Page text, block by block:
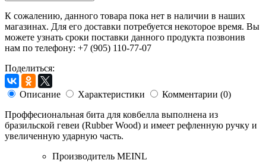
К сожалению, данного товара пока нет в наличии в наших
магазинах. Для его доставки потребуется некоторое время. Вы
можете узнать сроки поставки данного продукта позвонив
нам по телефону: +7 (905) 110-77-07
Поделиться:
Описание Характеристики
Комментарии (0)
Проффесиональная бита для ковбелла выполнена из
бразильской гевеи (Rubber Wood) и имеет рефленную ручку и
увеличенную ударную часть.
Производитель MEINL